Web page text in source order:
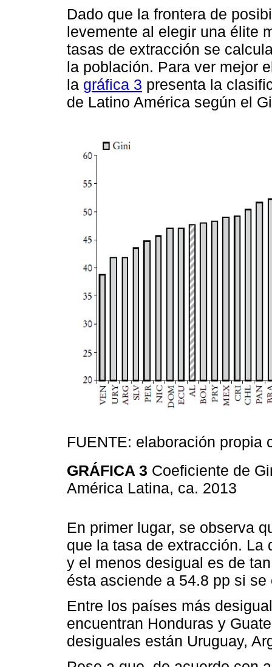
Dado que la frontera de
levemente al elegir una élite
tasas de extracción se
la población. Para ver mejor
la gráfica 3 presenta la
de Latino América según el
FUENTE: elaboración propia
GRÁFICA 3 Coeficiente de
América Latina, ca. 2013
En primer lugar, se observa
que la tasa de extracción.
y el menos desigual es de
ésta asciende a 54.8 pp si
Entre los países más
encuentran Honduras y
desiguales están Uruguay,